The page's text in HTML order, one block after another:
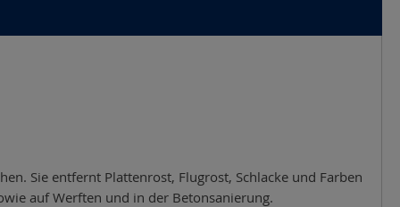
Sie entfernt Plattenrost, Flugrost, Schlacke und Farben
auf Werften und in der Betonsanierung.